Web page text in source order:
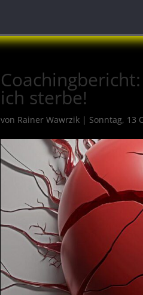
ich sterbe!
von Rainer Wawrzik | Sonntag, 13